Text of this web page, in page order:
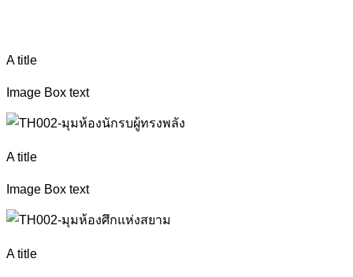
A title
Image Box text
A title
Image Box text
A title